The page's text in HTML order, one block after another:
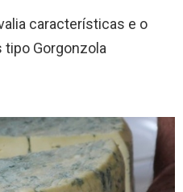
características e o
Gorgonzola